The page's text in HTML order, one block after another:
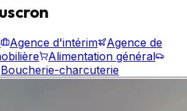
Agence d'intérim
Agence de
Alimentation général
Boucherie-charcuterie